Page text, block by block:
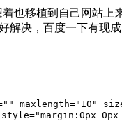
着也移植到自己网站
解决，百度一下有现
maxlength="10"
style="margin:0px